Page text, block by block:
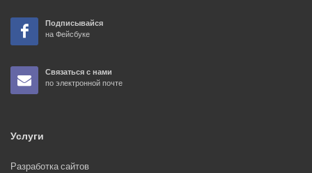
Подписывайся
на Фейсбуке
Связаться с нами
по электронной почте
Услуги
Разработка сайтов